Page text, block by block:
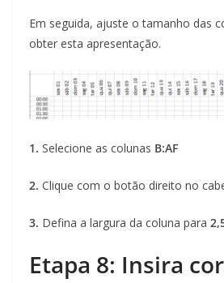
Em seguida, ajuste o tamanho das
obter esta apresentação.
1. Selecione as colunas B:AF
2. Clique com o botão direito no
3. Defina a largura da coluna para
Etapa 8: Insira